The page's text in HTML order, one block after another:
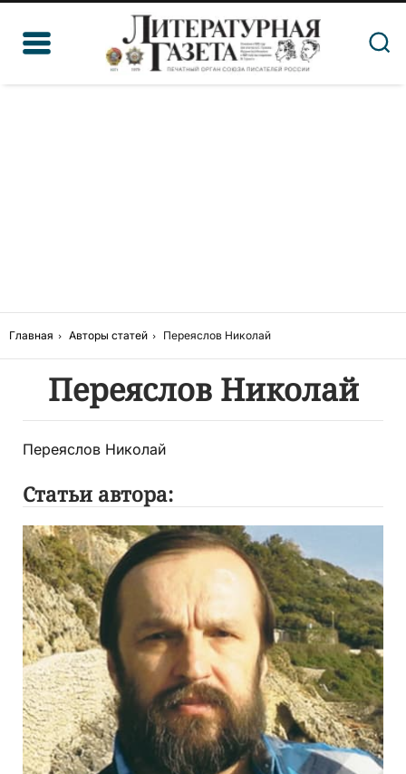
Главная Авторы статей Переяслов Николай
Переяслов Николай
Переяслов Николай
Статьи автора: